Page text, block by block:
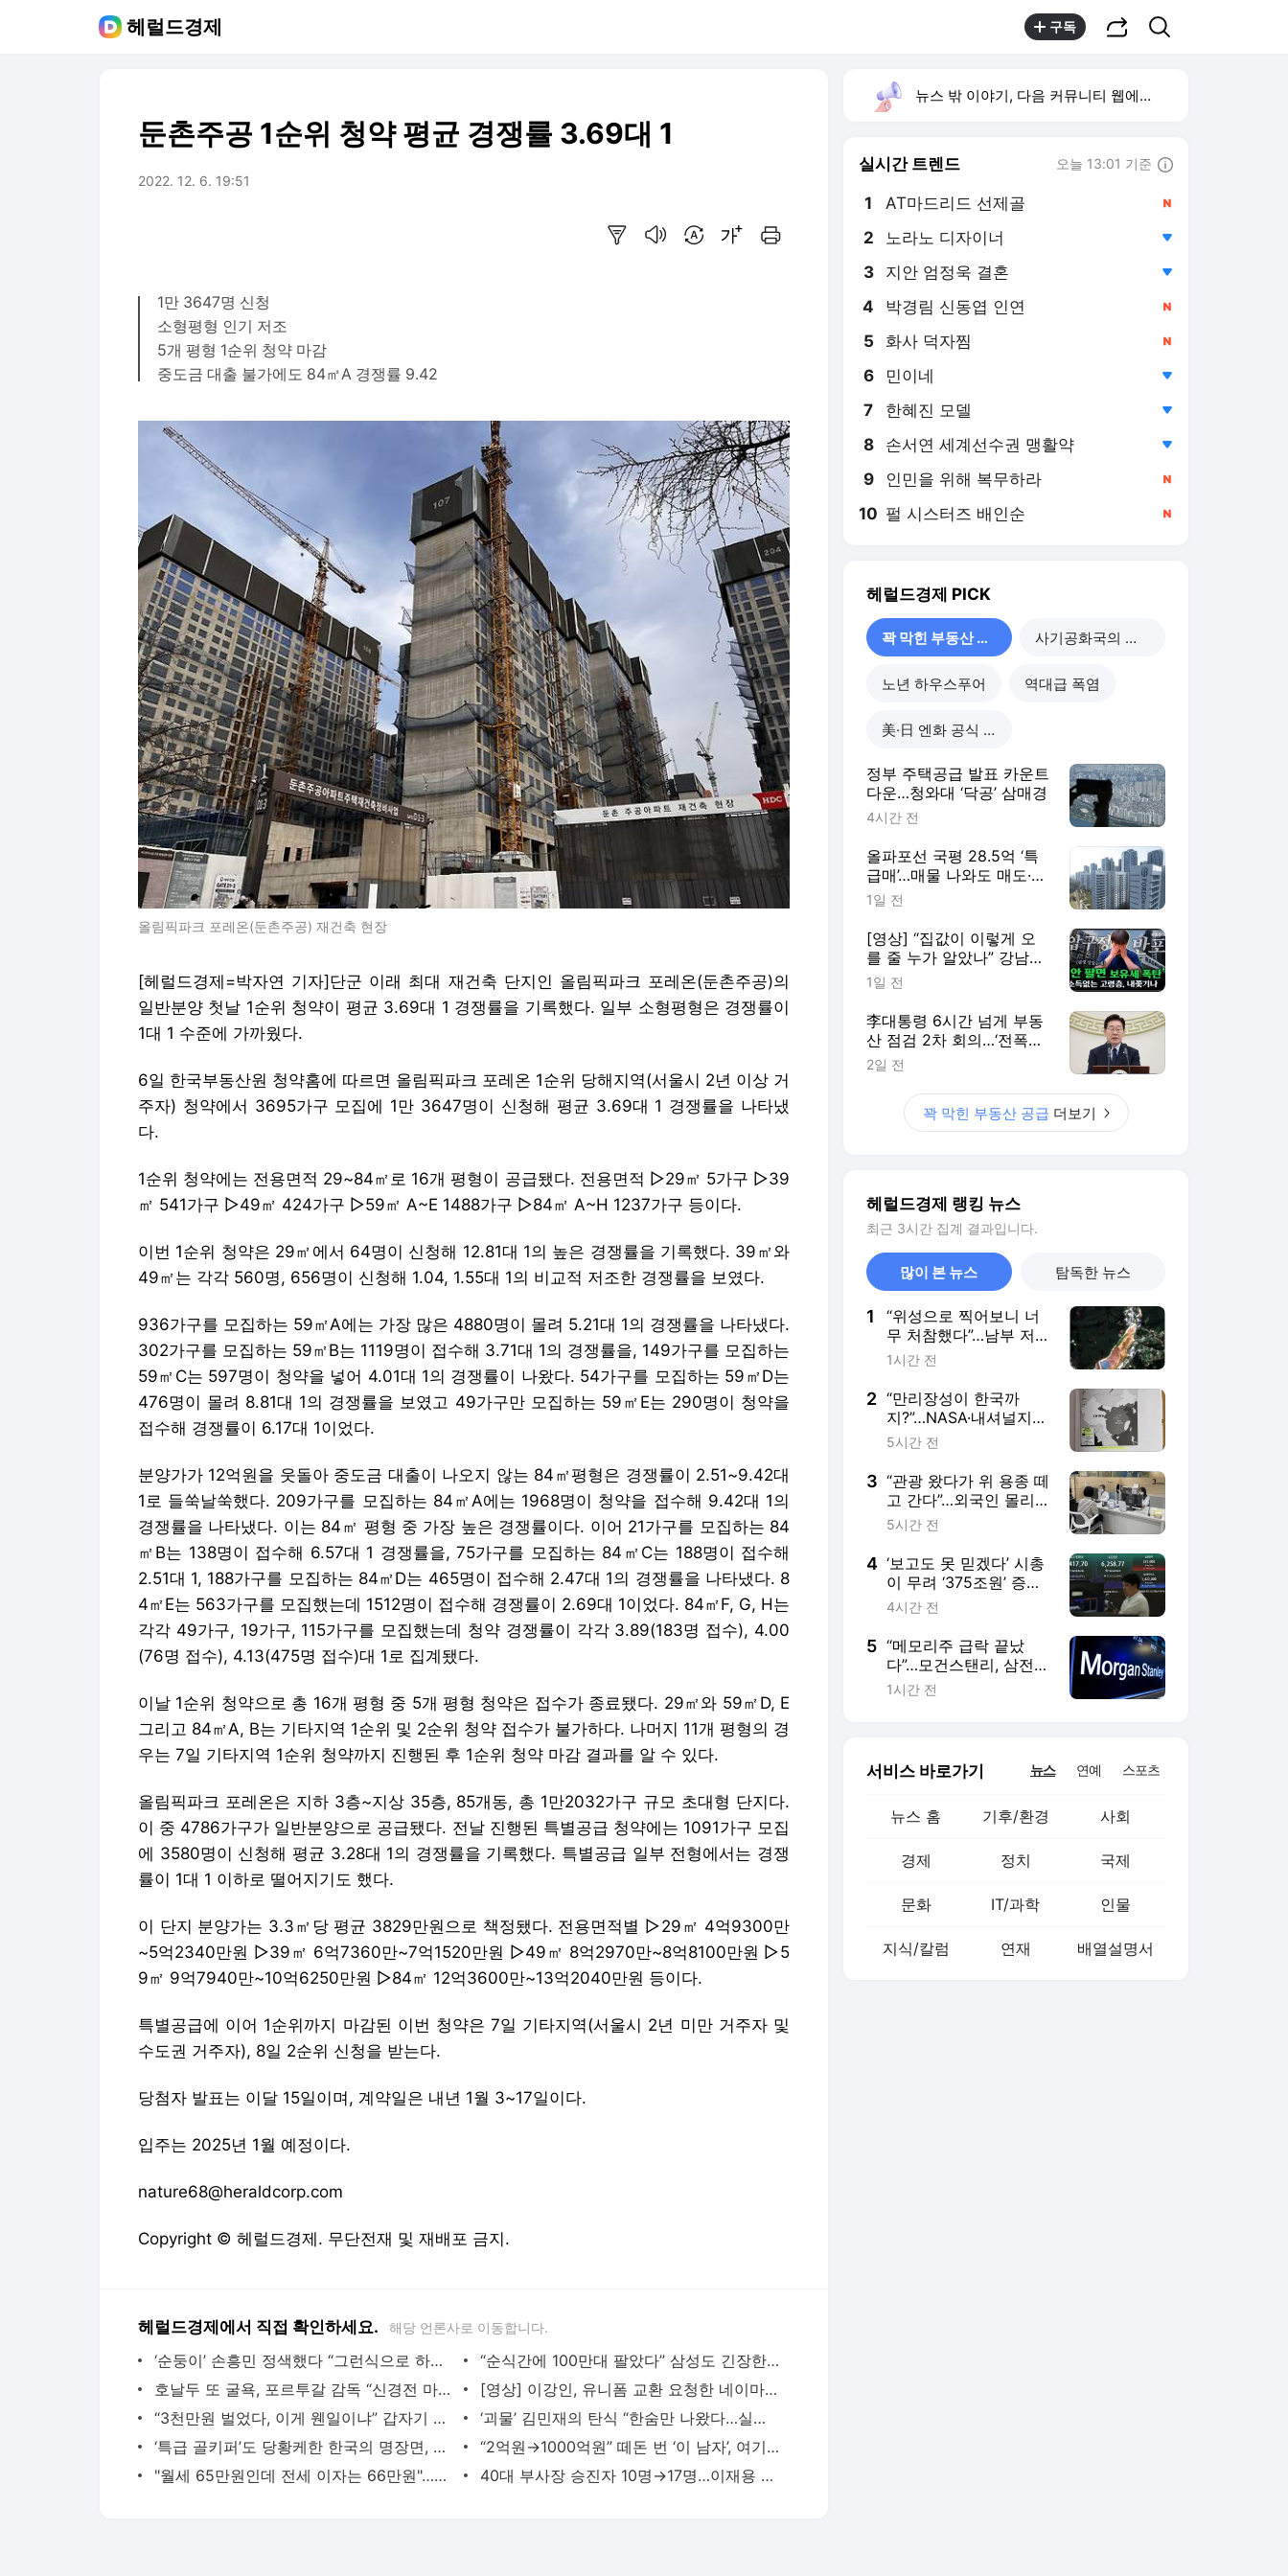
헤럴드경제 구독
둔촌주공 1순위 청약 평균 경쟁률 3.69대 1
2022. 12. 6. 19:51
1만 3647명 신청
소형평형 인기 저조
5개 평형 1순위 청약 마감
중도금 대출 불가에도 84㎡A 경쟁률 9.42
올림픽파크 포레온(둔촌주공) 재건축 현장
[헤럴드경제=박자연 기자]단군 이래 최대 재건축 단지인 올림픽파크 포레온(둔촌주공)의
일반분양 첫날 1순위 청약이 평균 3.69대 1 경쟁률을 기록했다. 일부 소형평형은 경쟁률이
1대 1 수준에 가까웠다.
6일 한국부동산원 청약홈에 따르면 올림픽파크 포레온 1순위 당해지역(서울시 2년 이상 거
주자) 청약에서 3695가구 모집에 1만 3647명이 신청해 평균 3.69대 1 경쟁률을 나타냈
다.
1순위 청약에는 전용면적 29~84㎡로 16개 평형이 공급됐다. 전용면적 ▷29㎡ 5가구 ▷39
㎡ 541가구 ▷49㎡ 424가구 ▷59㎡ A~E 1488가구 ▷84㎡ A~H 1237가구 등이다.
이번 1순위 청약은 29㎡에서 64명이 신청해 12.81대 1의 높은 경쟁률을 기록했다. 39㎡와
49㎡는 각각 560명, 656명이 신청해 1.04, 1.55대 1의 비교적 저조한 경쟁률을 보였다.
936가구를 모집하는 59㎡A에는 가장 많은 4880명이 몰려 5.21대 1의 경쟁률을 나타냈다.
302가구를 모집하는 59㎡B는 1119명이 접수해 3.71대 1의 경쟁률을, 149가구를 모집하는
59㎡C는 597명이 청약을 넣어 4.01대 1의 경쟁률이 나왔다. 54가구를 모집하는 59㎡D는
476명이 몰려 8.81대 1의 경쟁률을 보였고 49가구만 모집하는 59㎡E는 290명이 청약을
접수해 경쟁률이 6.17대 1이었다.
분양가가 12억원을 웃돌아 중도금 대출이 나오지 않는 84㎡평형은 경쟁률이 2.51~9.42대
1로 들쑥날쑥했다. 209가구를 모집하는 84㎡A에는 1968명이 청약을 접수해 9.42대 1의
경쟁률을 나타냈다. 이는 84㎡ 평형 중 가장 높은 경쟁률이다. 이어 21가구를 모집하는 84
㎡B는 138명이 접수해 6.57대 1 경쟁률을, 75가구를 모집하는 84㎡C는 188명이 접수해
2.51대 1, 188가구를 모집하는 84㎡D는 465명이 접수해 2.47대 1의 경쟁률을 나타냈다. 8
4㎡E는 563가구를 모집했는데 1512명이 접수해 경쟁률이 2.69대 1이었다. 84㎡F, G, H는
각각 49가구, 19가구, 115가구를 모집했는데 청약 경쟁률이 각각 3.89(183명 접수), 4.00
(76명 접수), 4.13(475명 접수)대 1로 집계됐다.
이날 1순위 청약으로 총 16개 평형 중 5개 평형 청약은 접수가 종료됐다. 29㎡와 59㎡D, E
그리고 84㎡A, B는 기타지역 1순위 및 2순위 청약 접수가 불가하다. 나머지 11개 평형의 경
우는 7일 기타지역 1순위 청약까지 진행된 후 1순위 청약 마감 결과를 알 수 있다.
올림픽파크 포레온은 지하 3층~지상 35층, 85개동, 총 1만2032가구 규모 초대형 단지다.
이 중 4786가구가 일반분양으로 공급됐다. 전날 진행된 특별공급 청약에는 1091가구 모집
에 3580명이 신청해 평균 3.28대 1의 경쟁률을 기록했다. 특별공급 일부 전형에서는 경쟁
률이 1대 1 이하로 떨어지기도 했다.
이 단지 분양가는 3.3㎡당 평균 3829만원으로 책정됐다. 전용면적별 ▷29㎡ 4억9300만
~5억2340만원 ▷39㎡ 6억7360만~7억1520만원 ▷49㎡ 8억2970만~8억8100만원 ▷5
9㎡ 9억7940만~10억6250만원 ▷84㎡ 12억3600만~13억2040만원 등이다.
특별공급에 이어 1순위까지 마감된 이번 청약은 7일 기타지역(서울시 2년 미만 거주자 및
수도권 거주자), 8일 2순위 신청을 받는다.
당첨자 발표는 이달 15일이며, 계약일은 내년 1월 3~17일이다.
입주는 2025년 1월 예정이다.
nature68@heraldcorp.com
Copyright © 헤럴드경제. 무단전재 및 재배포 금지.
헤럴드경제에서 직접 확인하세요. 해당 언론사로 이동합니다.
‘순둥이’ 손흥민 정색했다 “그런식으로 하지말라”…무슨 질문 받았길래
“순식간에 100만대 팔았다” 삼성도 긴장한 33세 놀라운 ‘이 청년’
호날두 또 굴욕, 포르투갈 감독 “신경전 마음에 안 들었다”
[영상] 이강인, 유니폼 교환 요청한 네이마르에 '윙크' 화답
“3천만원 벌었다, 이게 웬일이냐” 갑자기 횡재한 사람 속출, 알고보니
‘괴물’ 김민재의 탄식 “한숨만 나왔다…실력 모자라서 진 것”
‘특급 골키퍼’도 당황케한 한국의 명장면, 외신 “장관이었다” 칭찬
“2억원→1000억원” 떼돈 번 ‘이 남자’, 여기에 또 꽂혔다
"월세 65만원인데 전세 이자는 66만원"…2030, 이러니 종잣돈 만들기 힘들지
40대 부사장 승진자 10명→17명…이재용 회장 취임 후 더 젊어지는 삼성전자
뉴스 밖 이야기, 다음 커뮤니티 웹에서 보기
실시간 트렌드 오늘 13:01 기준
1 AT마드리드 선제골
2 노라노 디자이너
4 박경림 신동엽 인연
5 화사 덕자찜
6 민이네
7 한혜진 모델
8 손서연 세계선수권 맹활약
9 인민을 위해 복무하라
10 펄 시스터즈 배인순
헤럴드경제 PICK
꽉 막힌 부동산 공급 사기공화국의 민낯
노년 하우스푸어 역대급 폭염
美·日 엔화 공식 개입
정부 주택공급 발표 카운트
다운…청와대 ‘닥공’ 삼매경
4시간 전
올파포선 국평 28.5억 ‘특
급매’…매물 나와도 매도·매
수자 눈치싸움 치열 [부동
1일 전
[영상] “집값이 이렇게 오
를 줄 누가 알았나” 강남
80대 분노 [부동산360]
1일 전
李대통령 6시간 넘게 부동
산 점검 2차 회의…‘전폭적
인 공급 확대’ 검토
2일 전
꽉 막힌 부동산 공급 더보기
헤럴드경제 랭킹 뉴스
최근 3시간 집계 결과입니다.
많이 본 뉴스 탐독한 뉴스
1
“위성으로 찍어보니 너
무 처참했다”…남부 저수
지 90% 사라져, 비가 안
1시간 전
2 “만리장성이 한국까
지?”…NASA·내셔널지오
그래픽도 틀린 한국사
5시간 전
3 “관광 왔다가 위 용종 떼
고 간다”…외국인 몰리는
‘K건강검진’ 투어[나우,
5시간 전
4 ‘보고도 못 믿겠다’ 시총
이 무려 ‘375조원’ 증
발…삼성·SK그룹주 급락
4시간 전
5 “메모리주 급락 끝났
다”…모건스탠리, 삼전
·SK하닉 재조명
1시간 전
서비스 바로가기 뉴스 연예 스포츠
뉴스 홈 기후/환경 사회
경제 정치 국제
문화 IT/과학 인물
지식/칼럼 연재 배열설명서